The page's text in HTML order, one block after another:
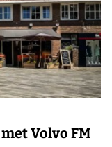
Volvo FM